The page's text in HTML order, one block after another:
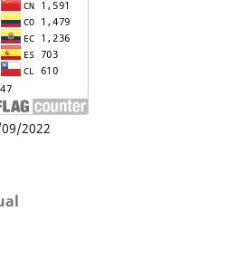
2022